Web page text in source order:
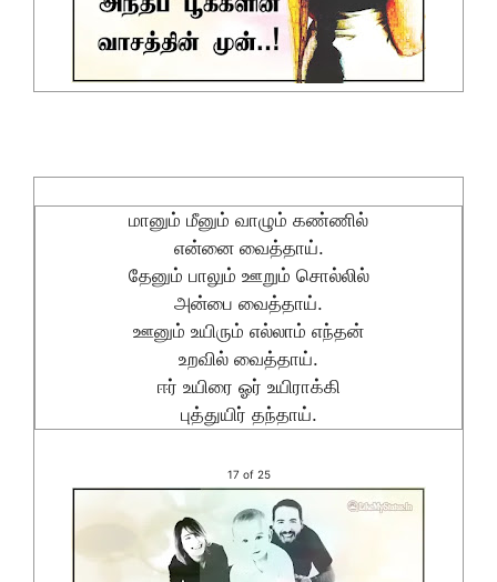
மானும் மீனும் வாழும் கண்ணில்
என்னை வைத்தாய்.
தேனும் பாலும் ஊறும் சொல்லில்
அன்பை வைத்தாய்.
ஊனும் உயிரும் எல்லாம் எந்தன்
உறவில் வைத்தாய்.
ஈர் உயிரை ஓர் உயிராக்கி
புத்துயிர் தந்தாய்.
17 of 25